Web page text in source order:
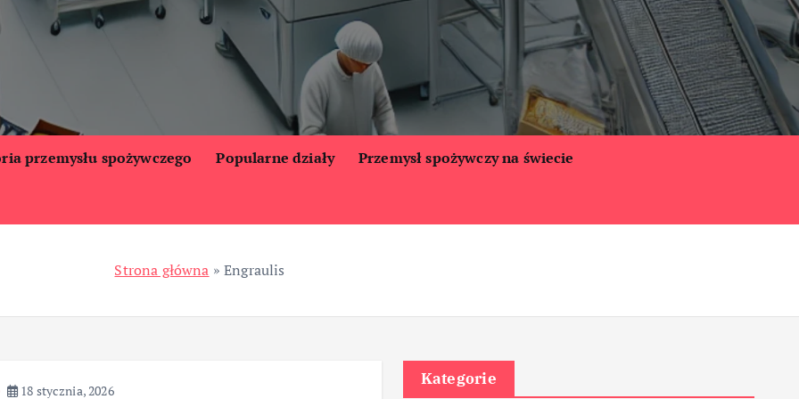
przemysłu spożywczego Popularne działy Przemysł spożywczy na świecie
Strona główna »Engraulis
18 stycznia, 2026
Kategorie